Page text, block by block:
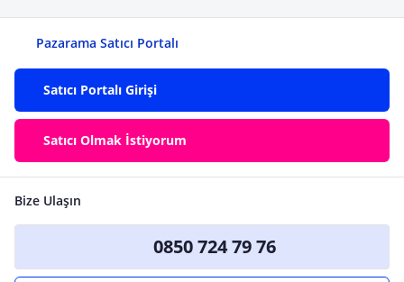
Pazarama Satıcı Portalı
Satıcı Portalı Girişi
Satıcı Olmak İstiyorum
Bize Ulaşın
0850 724 79 76